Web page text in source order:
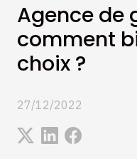
Agence de
comment
choix ?
27/12/2022